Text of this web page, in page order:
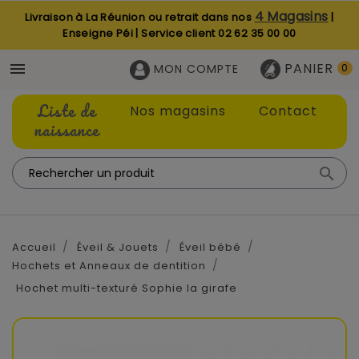
Livraison à La Réunion ou retrait dans nos 4 Magasins |
Enseigne Péi | Service client02 62 35 00 00
 PANIER 0
MON COMPTE
Liste de
naissance
Nos magasins Contact

Accueil Éveil & Jouets
Éveil bébé
Hochets et Anneaux de dentition
Hochet multi-texturé Sophie la girafe